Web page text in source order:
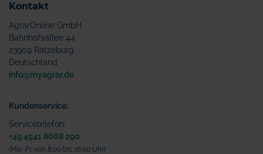
Kontakt
AgrarOnline GmbH
Bahnhofsallee 44
23909 Ratzeburg
Deutschland
info@myagrar.de
Kundenservice:
Servicetelefon:
+49 4541 8668 290
(Mo.-Fr. von 8.00 bis 16.00 Uhr)